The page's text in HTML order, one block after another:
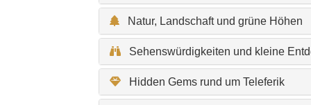
Natur, Landschaft und grüne Höhen
Sehenswürdigkeiten und kleine
Hidden Gems rund um Teleferik